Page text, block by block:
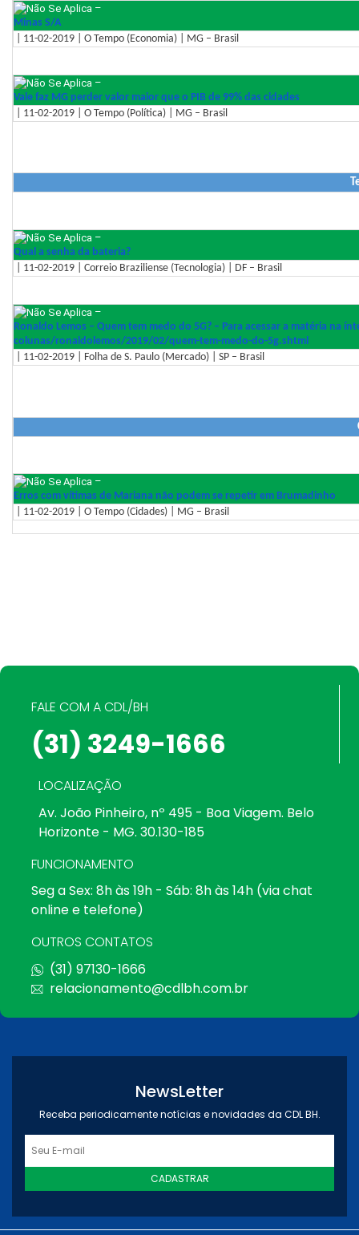
–
Minas S/A
| 11-02-2019 | O Tempo (Economia) | MG – Brasil
–
Vale faz MG perder valor maior que o PIB de 99% das cidades
| 11-02-2019 | O Tempo (Política) | MG – Brasil
–
Qual a senha da bateria?
| 11-02-2019 | Correio Braziliense (Tecnologia) | DF – Brasil
–
Ronaldo Lemos – Quem tem medo do 5G? – Para acessar a matéria
colunas/ronaldolemos/2019/02/quem-tem-medo-do-5g.shtml
| 11-02-2019 | Folha de S. Paulo (Mercado) | SP – Brasil
–
Erros com vítimas de Mariana não podem se repetir em Brumadinho
| 11-02-2019 | O Tempo (Cidades) | MG – Brasil
FALE COM A CDL/BH
(31) 3249-1666
LOCALIZAÇÃO
Av. João Pinheiro, nº 495 - Boa Viagem. Belo
Horizonte - MG. 30.130-185
FUNCIONAMENTO
Seg a Sex: 8h às 19h - Sáb: 8h às 14h (via chat
online e telefone)
OUTROS CONTATOS
(31) 97130-1666
relacionamento@cdlbh.com.br
NewsLetter
Receba periodicamente notícias e novidades da CDL BH.
CADASTRAR